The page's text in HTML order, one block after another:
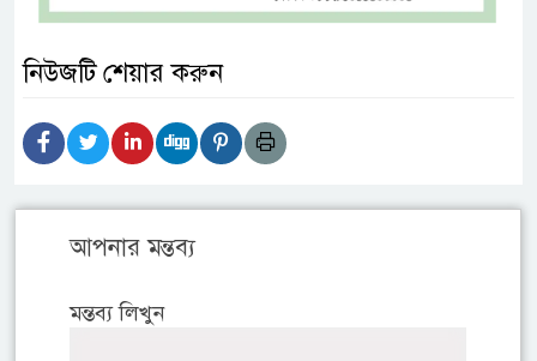
নিউজটি শেয়ার করুন
আপনার মন্তব্য
মন্তব্য লিখুন